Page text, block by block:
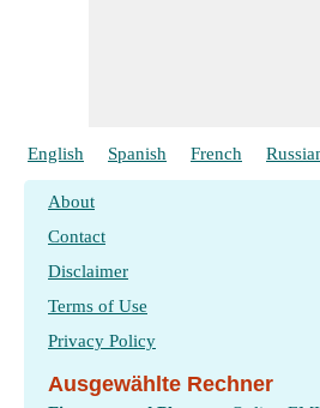
English Spanish French
About
Contact
Disclaimer
Terms of Use
Privacy Policy
Ausgewählte Rechner